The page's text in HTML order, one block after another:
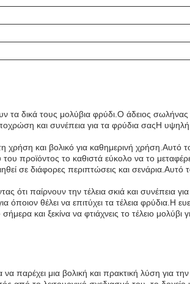
δικά τους μολύβια φρύδι.Ο άδειος σωλήνας
και συνέπεια για τα φρύδια σαςΗ
και βολικό για καθημερινή χρήση.Αυτό το
προϊόντος το καθιστά εύκολο να το
σε διάφορες περιπτώσεις και σενάρια.Αυτό
ότι παίρνουν την τέλεια σκιά και συνέπεια
θέλει να επιτύχει τα τέλεια φρύδια.Η
και ξεκίνα να φτιάχνεις το τέλειο μολύβι
να παρέχει μια βολική και πρακτική λύση